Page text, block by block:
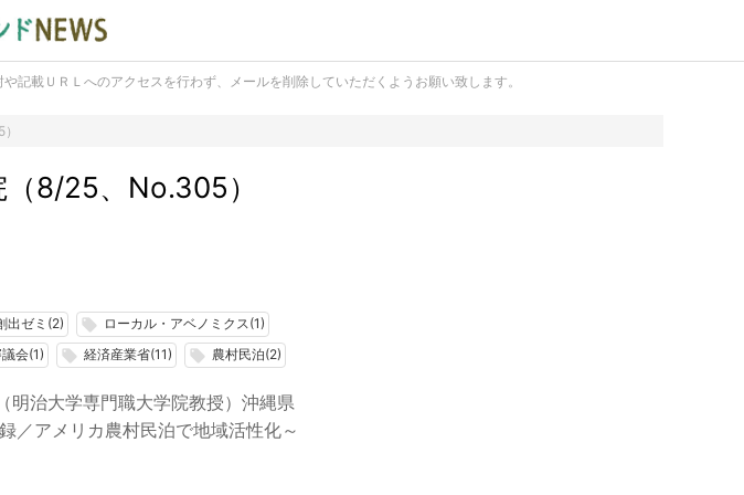
記載ＵＲＬへのアクセスを行わず、メールを削除していただくようお願い致します。
8/25、No.305）
出ゼミ(2) local_offer ローカル・アベノミクス(1)
会(1) local_offer 経済産業省(11) local_offer 農村民泊(2)
明治大学専門職大学院教授）沖縄県
／アメリカ農村民泊で地域活性化～